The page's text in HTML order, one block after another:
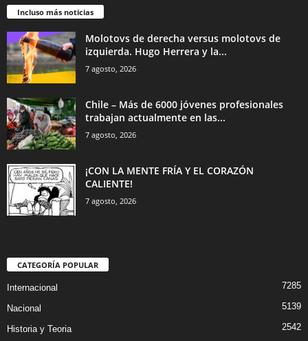
Incluso más noticias
Molotovs de derecha versus molotovs de
izquierda. Hugo Herrera y la...
7 agosto, 2026
Chile – Más de 6000 jóvenes profesionales
trabajan actualmente en las...
7 agosto, 2026
¡CON LA MENTE FRÍA Y EL CORAZÓN
CALIENTE!
7 agosto, 2026
CATEGORÍA POPULAR
Internacional 7285
Nacional 5139
Historia y Teoria 2542